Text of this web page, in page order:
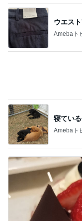
Amebaト
クロ 娘
Amebaト